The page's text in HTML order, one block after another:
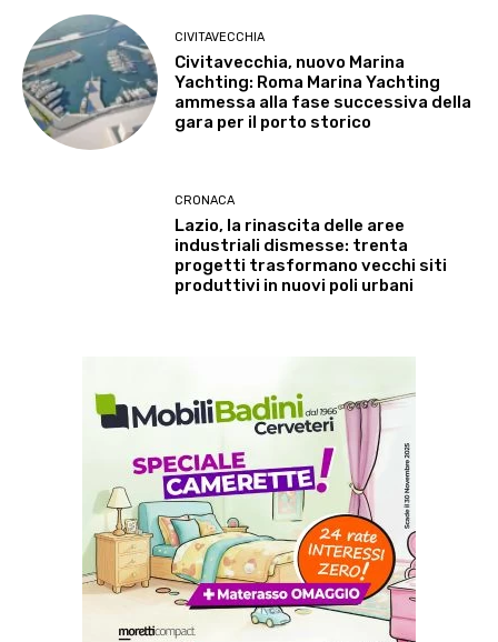
CIVITAVECCHIA
Civitavecchia, nuovo Marina
Yachting: Roma Marina Yachting
ammessa alla fase successiva della
gara per il porto storico
CRONACA
Lazio, la rinascita delle aree
industriali dismesse: trenta
progetti trasformano vecchi siti
produttivi in nuovi poli urbani